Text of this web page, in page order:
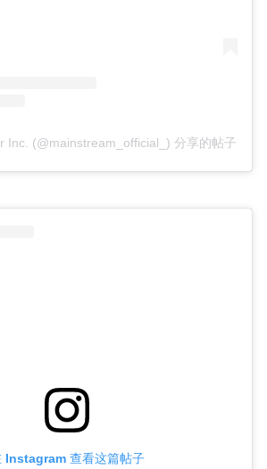
Inc. (@mainstream_official_) 分享的帖子
Instagram 查看这篇帖子